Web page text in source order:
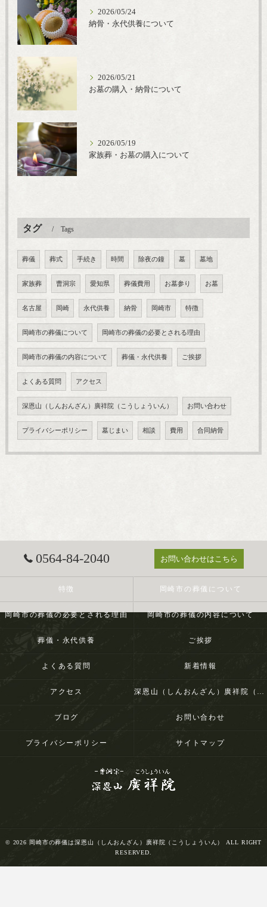
2026/05/24
納骨・永代供養について
2026/05/21
お墓の購入・納骨について
2026/05/19
家族葬・お墓の購入について
タグ Tags
葬儀 葬式 手続き 時間 除夜の鐘 墓 墓地
家族葬 曹洞宗 愛知県 葬儀費用 お墓参り お墓
名古屋 岡崎 永代供養 納骨 岡崎市 特徴
岡崎市の葬儀について 岡崎市の葬儀の必要とされる理由
岡崎市の葬儀の内容について 葬儀・永代供養 ご挨拶
よくある質問 アクセス
深恩山（しんおんざん）廣祥院（こうしょういん） お問い合わせ
プライバシーポリシー 墓じまい 相談 費用 合同納骨
0564-84-2040 お問い合わせはこちら
特徴 岡崎市の葬儀について
岡崎市の葬儀の必要とされる理由 岡崎市の葬儀の内容について
葬儀・永代供養 ご挨拶
よくある質問 新着情報
アクセス 深恩山（しんおんざん）廣祥院（こうしょういん）
ブログ お問い合わせ
プライバシーポリシー サイトマップ
© 2026 岡崎市の葬儀は深恩山（しんおんざん）廣祥院（こうしょういん） ALL RIGHT
RESERVED.